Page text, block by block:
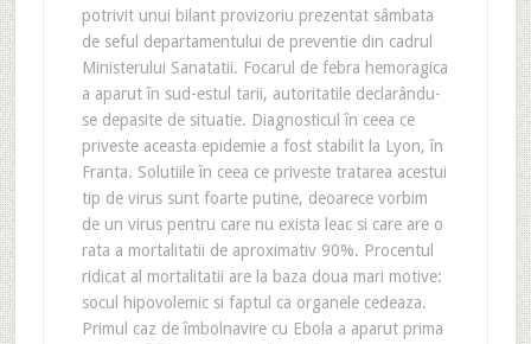
potrivit unui bilant provizoriu prezentat sâmbata
de seful departamentului de preventie din cadrul
Ministerului Sanatatii. Focarul de febra hemoragica
a aparut în sud-estul tarii, autoritatile declarându-
se depasite de situatie. Diagnosticul în ceea ce
priveste aceasta epidemie a fost stabilit la Lyon, în
Franta. Solutiile în ceea ce priveste tratarea acestui
tip de virus sunt foarte putine, deoarece vorbim
de un virus pentru care nu exista leac si care are o
rata a mortalitatii de aproximativ 90%. Procentul
ridicat al mortalitatii are la baza doua mari motive:
socul hipovolemic si faptul ca organele cedeaza.
Primul caz de îmbolnavire cu Ebola a aparut prima